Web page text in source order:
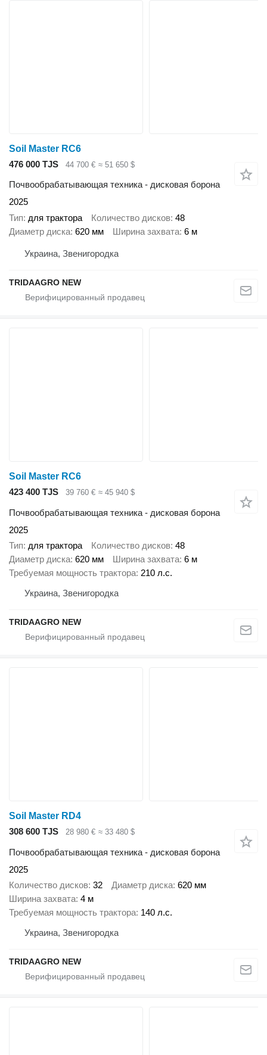
Soil Master RC6
476 000 TJS
44 700 € ≈ 51 650 $
Почвообрабатывающая техника - дисковая борона
2025
Тип для трактора Количество дисков 48
Диаметр диска 620 мм Ширина захвата 6 м
Украина, Звенигородка
TRIDAAGRO NEW
Soil Master RC6
423 400 TJS
39 760 € ≈ 45 940 $
Почвообрабатывающая техника - дисковая борона
2025
Тип для трактора Количество дисков 48
Диаметр диска 620 мм Ширина захвата 6 м
Требуемая мощность трактора 210 л.с.
Украина, Звенигородка
TRIDAAGRO NEW
Soil Master RD4
308 600 TJS
28 980 € ≈ 33 480 $
Почвообрабатывающая техника - дисковая борона
2025
Количество дисков 32 Диаметр диска 620 мм
Ширина захвата 4 м
Требуемая мощность трактора 140 л.с.
Украина, Звенигородка
TRIDAAGRO NEW